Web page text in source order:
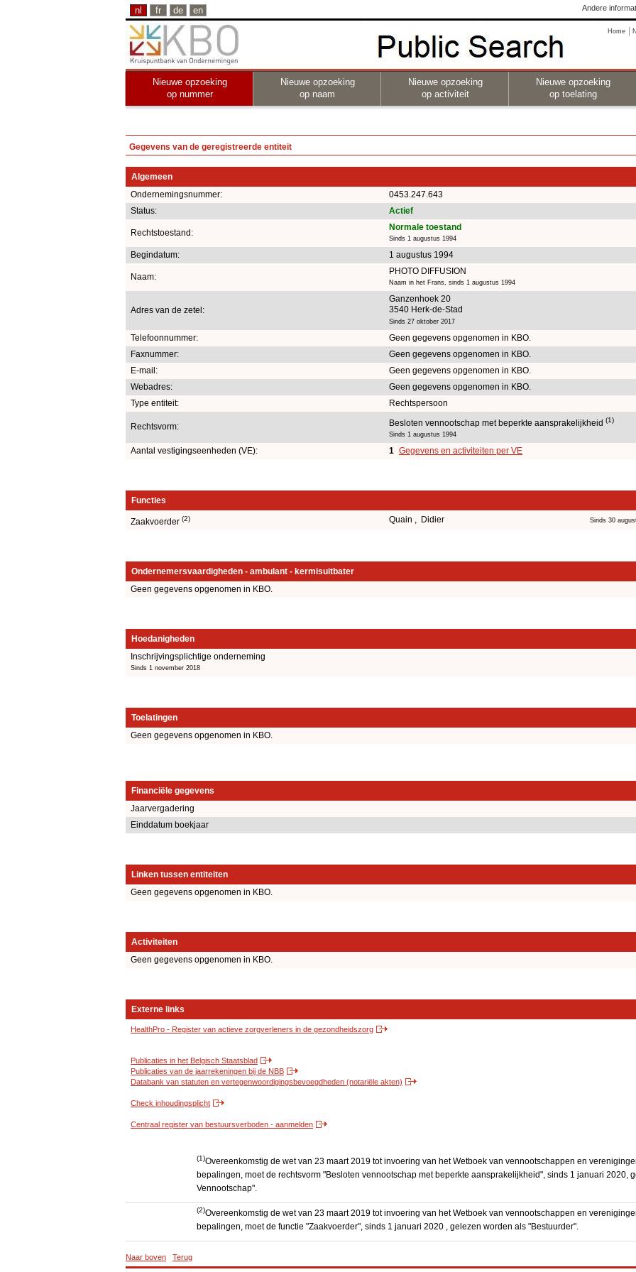
nl fr de en Andere
Home
Nieuwe opzoeking
op nummer
Nieuwe opzoeking
op naam
Nieuwe opzoeking
op activiteit
Nieuwe opzoeking
op toelating
Gegevens van de geregistreerde entiteit
Algemeen
Ondernemingsnummer:
0453.247.643
Status:
Actief
Rechtstoestand:
Normale toestand
Sinds 1 augustus 1994
Begindatum: 1 augustus 1994
Naam:
PHOTO DIFFUSION
Naam in het Frans, sinds 1 augustus 1994
Adres van de zetel:
Ganzenhoek 20
3540 Herk-de-Stad
Sinds 27 oktober 2017
Telefoonnummer:
Geen gegevens opgenomen in KBO.
Faxnummer:
Geen gegevens opgenomen in KBO.
E-mail:
Geen gegevens opgenomen in KBO.
Webadres:
Geen gegevens opgenomen in KBO.
Type entiteit:
Rechtspersoon
Rechtsvorm: Besloten vennootschap met beperkte aansprakelijkheid (1)
Sinds 1 augustus 1994
Aantal vestigingseenheden (VE): 1 Gegevens en activiteiten per VE
Functies
Zaakvoerder (2) Quain , Didier Sinds 30
Ondernemersvaardigheden - ambulant - kermisuitbater
Geen gegevens opgenomen in KBO.
Hoedanigheden
Inschrijvingsplichtige onderneming
Sinds 1 november 2018
Toelatingen
Geen gegevens opgenomen in KBO.
Financiële gegevens
Jaarvergadering
Einddatum boekjaar
Linken tussen entiteiten
Geen gegevens opgenomen in KBO.
Activiteiten
Geen gegevens opgenomen in KBO.
Externe links
HealthPro - Register van actieve zorgverleners in de gezondheidszorg
Publicaties in het Belgisch Staatsblad
Publicaties van de jaarrekeningen bij de NBB
Databank van statuten en vertegenwoordigingsbevoegdheden (notariële akten)
Check inhoudingsplicht
Centraal register van bestuursverboden - aanmelden
(1)Overeenkomstig de wet van 23 maart 2019 tot invoering van het Wetboek van vennootschappen en
bepalingen, moet de rechtsvorm "Besloten vennootschap met beperkte aansprakelijkheid", sinds 1 januari 2020,
Vennootschap".
(2)Overeenkomstig de wet van 23 maart 2019 tot invoering van het Wetboek van vennootschappen en
bepalingen, moet de functie "Zaakvoerder", sinds 1 januari 2020 , gelezen worden als "Bestuurder".
Naar boven Terug